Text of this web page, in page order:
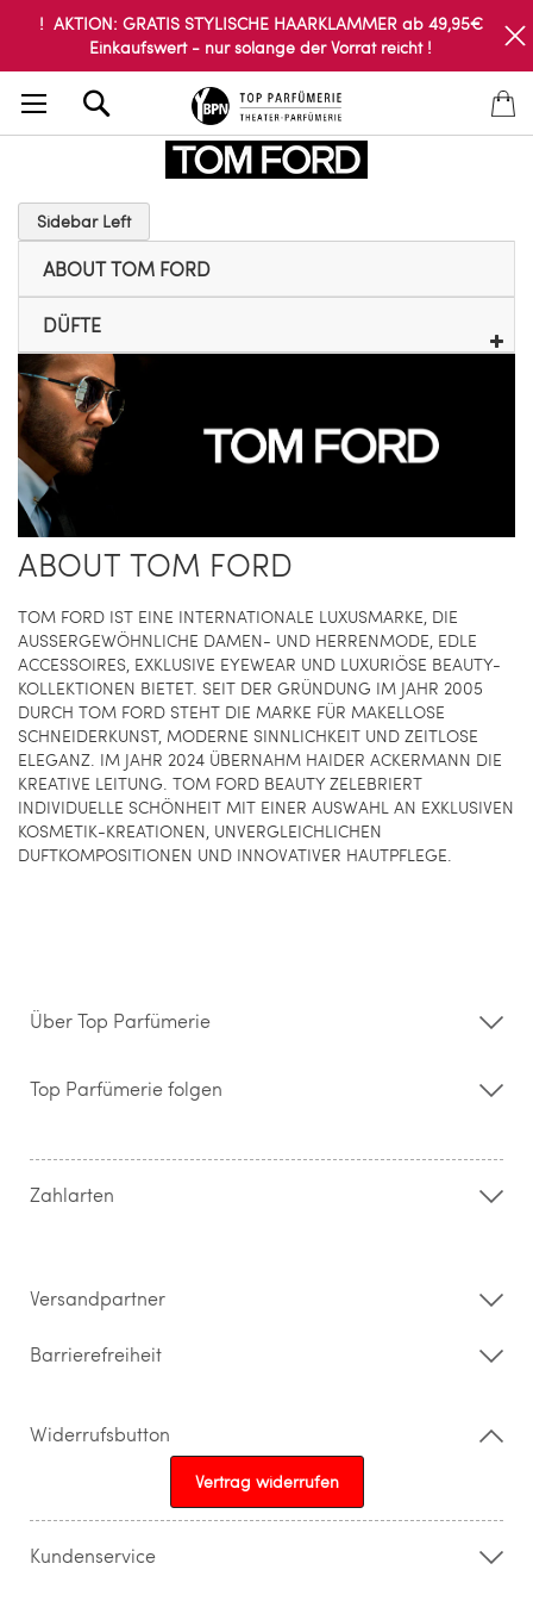
! AKTION: GRATIS STYLISCHE HAARKLAMMER ab 49,95€
Einkaufswert - nur solange der Vorrat reicht !
Sidebar Left
ABOUT TOM FORD
DÜFTE
ABOUT TOM FORD
TOM FORD IST EINE INTERNATIONALE LUXUSMARKE, DIE
AUSSERGEWÖHNLICHE DAMEN- UND HERRENMODE, EDLE
ACCESSOIRES, EXKLUSIVE EYEWEAR UND LUXURIÖSE BEAUTY-
KOLLEKTIONEN BIETET. SEIT DER GRÜNDUNG IM JAHR 2005
DURCH TOM FORD STEHT DIE MARKE FÜR MAKELLOSE
SCHNEIDERKUNST, MODERNE SINNLICHKEIT UND ZEITLOSE
ELEGANZ. IM JAHR 2024 ÜBERNAHM HAIDER ACKERMANN DIE
KREATIVE LEITUNG. TOM FORD BEAUTY ZELEBRIERT
INDIVIDUELLE SCHÖNHEIT MIT EINER AUSWAHL AN EXKLUSIVEN
KOSMETIK-KREATIONEN, UNVERGLEICHLICHEN
DUFTKOMPOSITIONEN UND INNOVATIVER HAUTPFLEGE.
Über Top Parfümerie
Storefinder
Kontakt
Widerrufsrecht & Rückgabebedingungen
Top Parfümerie folgen
Zahlarten
Versandpartner
Barrierefreiheit
Widerrufsbutton
Vertrag widerrufen
Kundenservice